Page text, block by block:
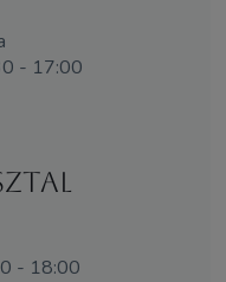
- 17:00
- 18:00